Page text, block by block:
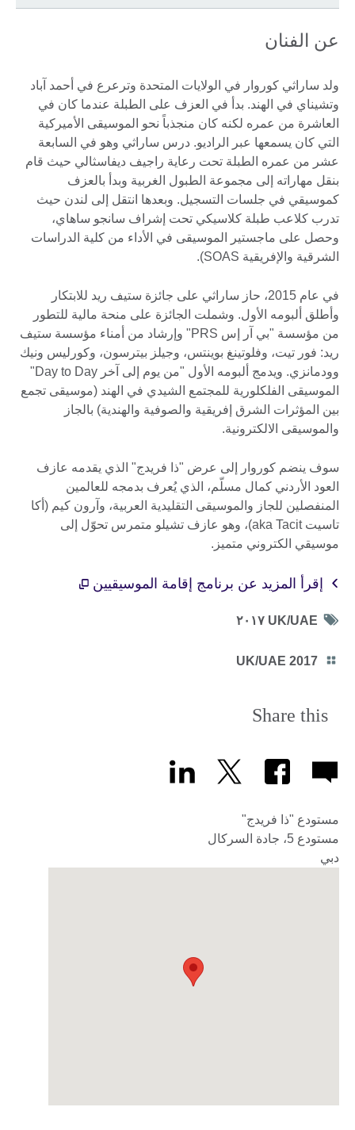
عن الفنان
ولد ساراثي كوروار في الولايات المتحدة وترعرع في أحمد آباد
وتشيناي في الهند. بدأ في العزف على الطبلة عندما كان في
العاشرة من عمره لكنه كان منجذباً نحو الموسيقى الأميركية
التي كان يسمعها عبر الراديو. درس ساراثي وهو في السابعة
عشر من عمره الطبلة تحت رعاية راجيف ديفاسثالي حيث قام
بنقل مهاراته إلى مجموعة الطبول الغربية وبدأ بالعزف
كموسيقي في جلسات التسجيل. وبعدها انتقل إلى لندن حيث
تدرب كلاعب طبلة كلاسيكي تحت إشراف سانجو ساهاي،
وحصل على ماجستير الموسيقى في الأداء من كلية الدراسات
الشرقية والإفريقية SOAS).
في عام 2015، حاز ساراثي على جائزة ستيف ريد للابتكار
وأطلق ألبومه الأول. وشملت الجائزة على منحة مالية للتطور
من مؤسسة "بي آر إس PRS" وإرشاد من أمناء مؤسسة ستيف
ريد: فور تيت، وفلوتينغ بوينتس، وجيلز بيترسون، وكورليس ونيك
وودمانزي. ويدمج ألبومه الأول "من يوم إلى آخر Day to Day"
الموسيقى الفلكلورية للمجتمع الشيدي في الهند (موسيقى تجمع
بين المؤثرات الشرق إفريقية والصوفية والهندية) بالجاز
والموسيقى الالكترونية.
سوف ينضم كوروار إلى عرض "ذا فريدج" الذي يقدمه عازف
العود الأردني كمال مسلّم، الذي يُعرف بدمجه للعالمين
المنفصلين للجاز والموسيقى التقليدية العربية، وآرون كيم (أكا
تاسيت aka Tacit)، وهو عازف تشيلو متمرس تحوّل إلى
موسيقي الكتروني متميز.
إقرأ المزيد عن برنامج إقامة الموسيقيين
Tag
UK/UAE ٢٠١٧
Category
UK/UAE 2017
Share this
مستودع "ذا فريدج"
مستودع 5، جادة السركال
دبي‎‎